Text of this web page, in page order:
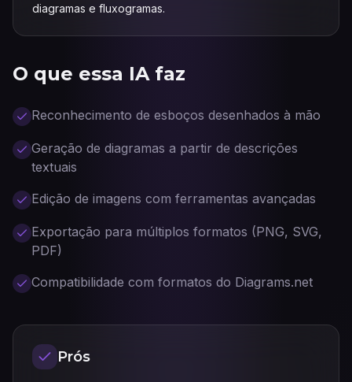
O que essa IA faz
Reconhecimento de esboços desenhados à mão
Geração de diagramas a partir de descrições
textuais
Edição de imagens com ferramentas avançadas
Exportação para múltiplos formatos (PNG, SVG,
PDF)
Compatibilidade com formatos do Diagrams.net
Prós
diagramas e fluxogramas.